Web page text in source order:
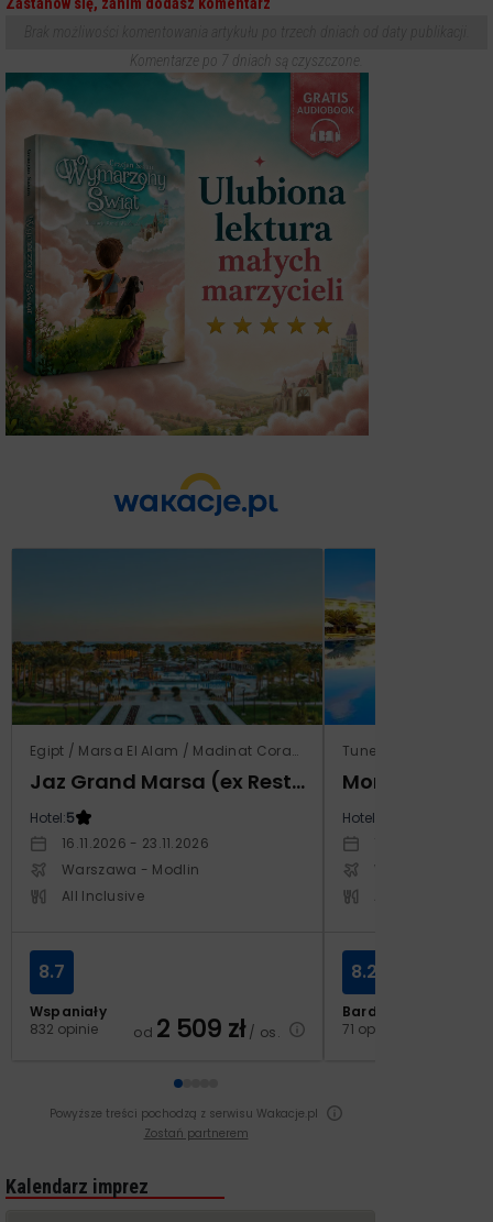
Komentarze po 7 dniach są czyszczone.
Egipt / Marsa El Alam / Madinat Coraya
Jaz Grand Marsa (ex Resta Grand Resort)
Hotel:5
16.11.2026 - 23.11.2026
Warszawa - Modlin
All Inclusive
Wspaniały
832 opinie
8.7
od 2 509 zł/ os.
Tunezja / Al-
Monarque El
Hotel:
Warszawa -
Bardzo dobry
71 opinii
8.2
Powyższe treści pochodzą z serwisu Wakacje.pl
Zostań partnerem
Kalendarz imprez